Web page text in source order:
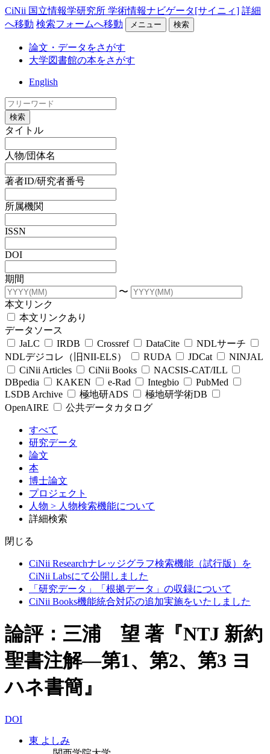
CiNii 国立情報学研究所 学術情報ナビゲータ[サイニィ] 詳細
へ移動 検索フォームへ移動 メニュー 検索
論文・データをさがす
大学図書館の本をさがす
English
検索
タイトル
人物/団体名
著者ID/研究者番号
所属機関
ISSN
DOI
期間
〜
本文リンク
本文リンクあり
データソース
JaLC
IRDB Crossref DataCite
NDLサーチ
NDLデジコレ（旧NII-ELS）
RUDA JDCat
NINJAL
CiNii Articles
CiNii Books
NACSIS-CAT/ILL
DBpedia
KAKEN e-Rad Integbio
PubMed
LSDB Archive
極地研ADS
極地研学術DB
OpenAIRE
公共データカタログ
すべて
研究データ
論文
本
博士論文
プロジェクト
人物 > 人物検索機能について
詳細検索
閉じる
CiNii Researchナレッジグラフ検索機能（試行版）を
CiNii Labsにて公開しました
「研究データ」「根拠データ」の収録について
CiNii Books機能統合対応の追加実施をいたしました
論評：三浦 望 著『NTJ 新約
聖書注解―第1、第2、第3 ヨ
ハネ書簡』
DOI
東 よしみ